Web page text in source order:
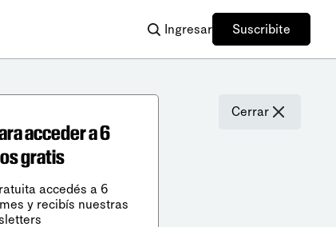
Ingresar Suscribite
Cerrar
acceder a 6
gratis
accedés a 6
y recibís nuestras